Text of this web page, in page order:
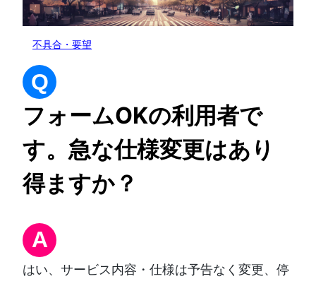
不具合・要望
Q
フォームOKの利用者で
す。急な仕様変更はあり
得ますか？
A
はい、サービス内容・仕様は予告なく変更、停